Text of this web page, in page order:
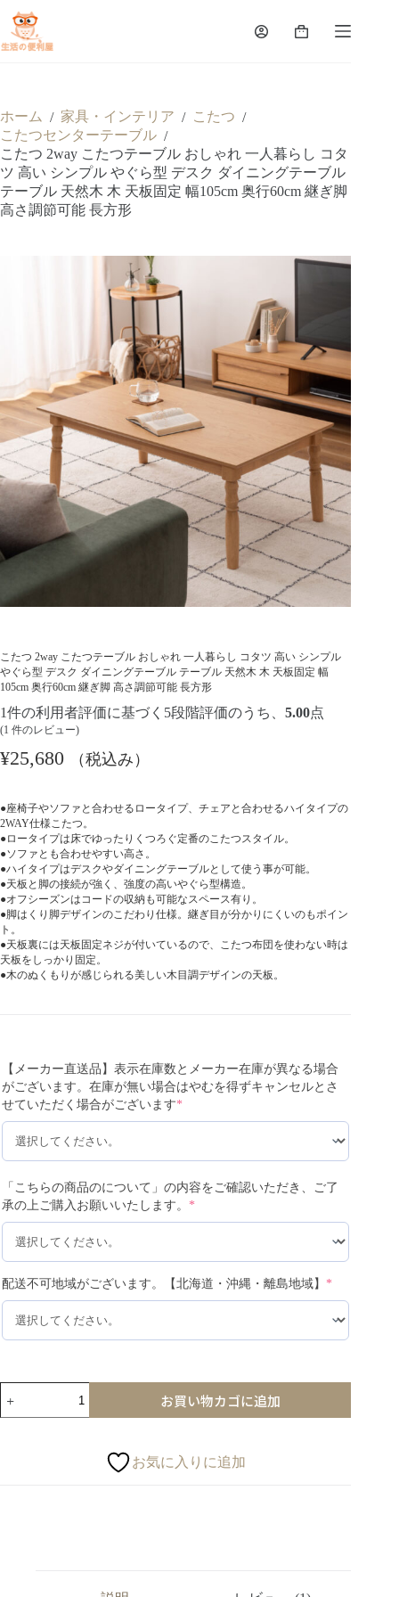
ホーム / 家具・インテリア / こたつ /
こたつセンターテーブル /
こたつ 2way こたつテーブル おしゃれ 一人暮らし コタ
ツ 高い シンプル やぐら型 デスク ダイニングテーブル
テーブル 天然木 木 天板固定 幅105cm 奥行60cm 継ぎ脚
高さ調節可能 長方形
こたつ 2way こたつテーブル おしゃれ 一人暮らし コタツ 高い シンプル
やぐら型 デスク ダイニングテーブル テーブル 天然木 木 天板固定 幅
105cm 奥行60cm 継ぎ脚 高さ調節可能 長方形
1件の利用者評価に基づく5段階評価のうち、 5.00点
(1 件のレビュー)
¥25,680 （税込み）
●座椅子やソファと合わせるロータイプ、チェアと合わせるハイタイプの
2WAY仕様こたつ。
●ロータイプは床でゆったりくつろぐ定番のこたつスタイル。
●ソファとも合わせやすい高さ。
●ハイタイプはデスクやダイニングテーブルとして使う事が可能。
●天板と脚の接続が強く、強度の高いやぐら型構造。
●オフシーズンはコードの収納も可能なスペース有り。
●脚はくり脚デザインのこだわり仕様。継ぎ目が分かりにくいのもポイン
ト。
●天板裏には天板固定ネジが付いているので、こたつ布団を使わない時は
天板をしっかり固定。
●木のぬくもりが感じられる美しい木目調デザインの天板。
【メーカー直送品】表示在庫数とメーカー在庫が異なる場合
がございます。在庫が無い場合はやむを得ずキャンセルとさ
せていただく場合がございます*
「こちらの商品のについて」の内容をご確認いただき、ご了
承の上ご購入お願いいたします。 *
配送不可地域がございます。【北海道・沖縄・離島地域】 *
お買い物カゴに追加
お気に入りに追加